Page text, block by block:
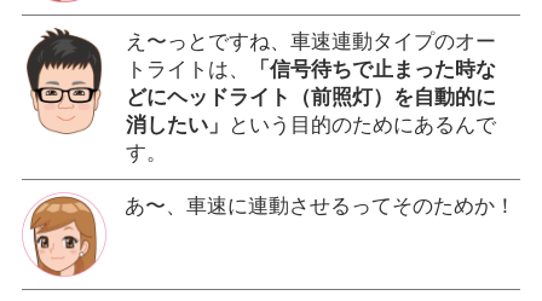
え〜っとですね、車速連動タイプのオー
トライトは、
「信号待ちで止まった時な
どにヘッドライト（前照灯）を自動的に
消したい」
という目的のためにあるんで
す。
あ〜、車速に連動させるってそのためか！